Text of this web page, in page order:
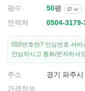
평수
평 ㎡
연락처
050번호란? 안심번호 서비
안심하시고 통화/문자하셔
주소
경기 파주
가격정보